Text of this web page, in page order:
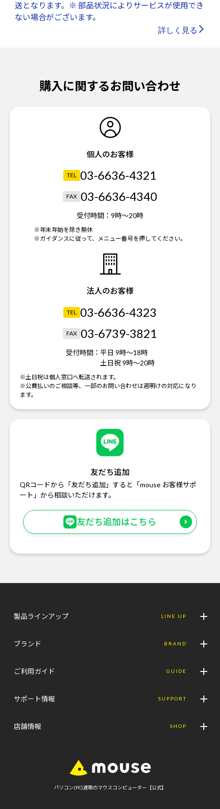
送となります。※ 部品状況によりサービスが使用でき
ない場合がございます。
詳しく見る
購入に関するお問い合わせ
個人のお客様
TEL 03-6636-4321
FAX 03-6636-4340
受付時間： 9時～20時
※年末年始を除き無休
※ガイダンスに従って、メニュー番号を押してください。
法人のお客様
TEL 03-6636-4323
FAX 03-6739-3821
受付時間： 平日 9時～18時
土日祝 9時～20時
※土日祝は個人窓口へ転送されます。
※公費払いのご相談等、一部のお問い合わせは週明けの対応になり
ます。
友だち追加
QRコードから「友だち追加」すると「mouse お客様サポ
ート」から相談いただけます。
友だち追加はこちら
製品ラインアップ LINE UP
ブランド BRAND
ご利用ガイド GUIDE
サポート情報 SUPPORT
店舗情報 SHOP
パソコン(PC)通販のマウスコンピューター【公式】